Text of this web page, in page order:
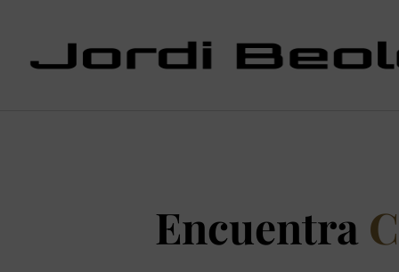
Encuentra